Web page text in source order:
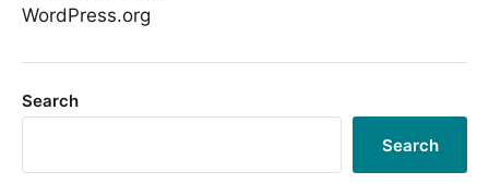
WordPress.org
Search
Search